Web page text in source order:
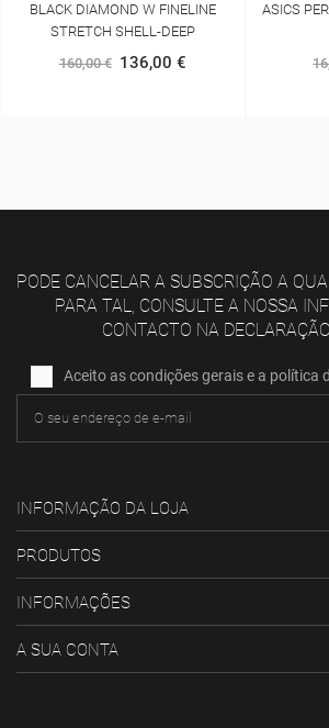
ASICS PERFORMANCE RUN SOCK
ANKLE
16,00 € 11,20 €
HOKA
PODE CANCELAR A SUBSCRIÇÃO A
PARA TAL, CONSULTE A NOSSA
CONTACTO NA
Aceito as condições gerais e a política
INFORMAÇÃO DA LOJA
PRODUTOS
INFORMAÇÕES
A SUA CONTA